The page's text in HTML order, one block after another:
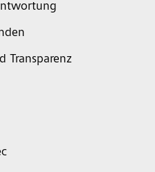
Transparenz